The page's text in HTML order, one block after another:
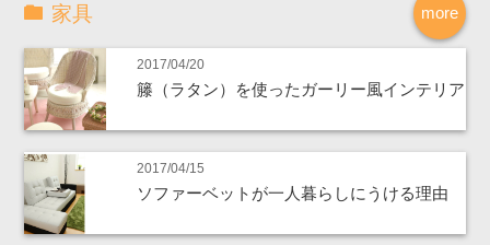
more
家具
2017/04/20
籐（ラタン）を使ったガーリー風インテリア
2017/04/15
ソファーベットが一人暮らしにうける理由